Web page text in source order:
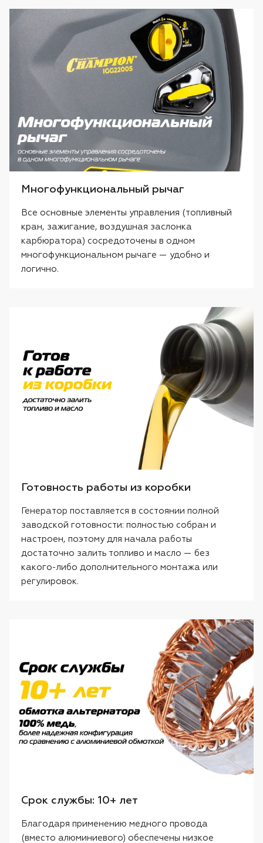
Многофункциональный рычаг
Все основные элементы управления (топливный
кран, зажигание, воздушная заслонка
карбюратора) сосредоточены в одном
многофункциональном рычаге — удобно и
логично.
Готовность работы из коробки
Генератор поставляется в состоянии полной
заводской готовности: полностью собран и
настроен, поэтому для начала работы
достаточно залить топливо и масло — без
какого-либо дополнительного монтажа или
регулировок.
Срок службы: 10+ лет
Благодаря применению медного провода
(вместо алюминиевого) обеспечены низкое